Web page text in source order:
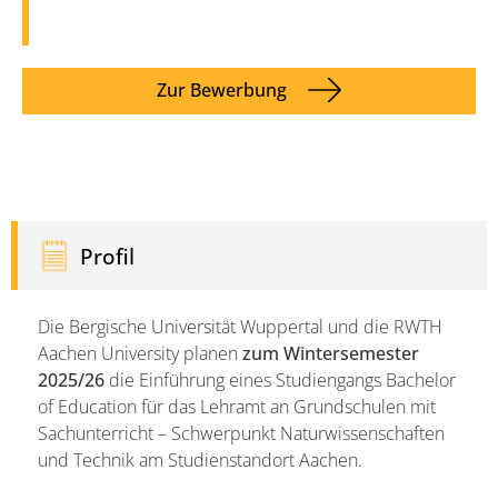
Zur Bewerbung
Profil
Die Bergische Universität Wuppertal und die RWTH
Aachen University planen zum Wintersemester
2025/26 die Einführung eines Studiengangs Bachelor
of Education für das Lehramt an Grundschulen mit
Sachunterricht – Schwerpunkt Naturwissenschaften
und Technik am Studienstandort Aachen.